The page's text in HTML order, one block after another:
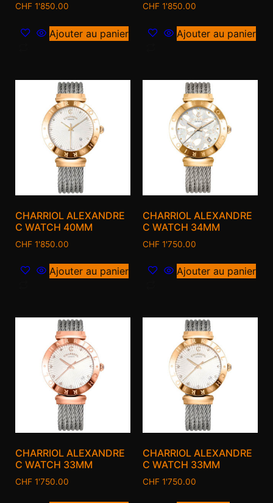
CHF 1'850.00
Ajouter au panier
CHF 1'850.00
Ajouter au panier
CHARRIOL ALEXANDRE
C WATCH 40MM
CHF 1'850.00
Ajouter au panier
CHARRIOL ALEXANDRE
C WATCH 34MM
CHF 1'750.00
Ajouter au panier
CHARRIOL ALEXANDRE
C WATCH 33MM
CHF 1'750.00
CHARRIOL ALEXANDRE
C WATCH 33MM
CHF 1'750.00